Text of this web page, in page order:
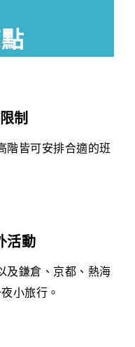
制
階皆可安排合適的班
活動
及鎌倉、京都、熱海
小旅行。